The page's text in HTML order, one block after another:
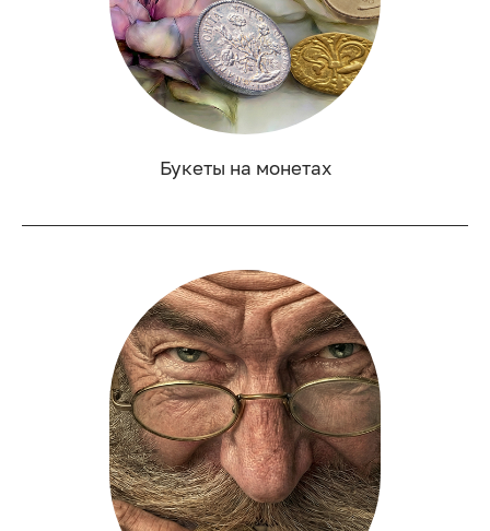
Букеты на монетах